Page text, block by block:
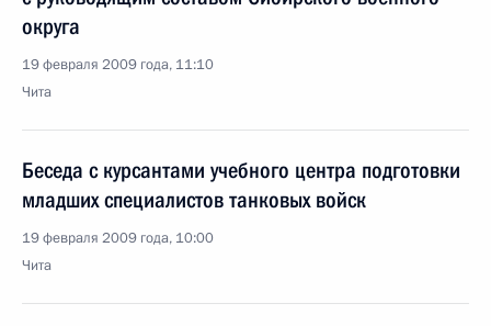
округа
19 февраля 2009 года, 11:10
Чита
Беседа с курсантами учебного центра подготовки
младших специалистов танковых войск
19 февраля 2009 года, 10:00
Чита